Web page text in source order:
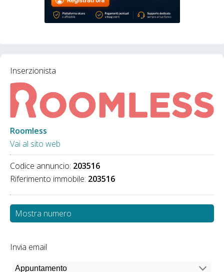
Inserzionista
Roomless
Vai al sito web
Codice annuncio: 203516
Riferimento immobile: 203516
Mostra numero
Invia email